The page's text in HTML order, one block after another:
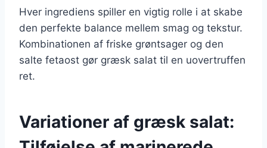
Hver ingrediens spiller en vigtig rolle i at skabe
den perfekte balance mellem smag og tekstur.
Kombinationen af friske grøntsager og den
salte fetaost gør græsk salat til en uovertruffen
ret.
Variationer af græsk salat: